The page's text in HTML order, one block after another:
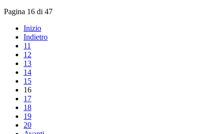
Pagina 16 di 47
Inizio
Indietro
11
12
13
14
15
16
17
18
19
20